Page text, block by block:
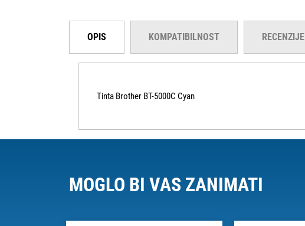
OPIS KOMPATIBILNOST RECENZIJE
Tinta Brother BT-5000C Cyan
MOGLO BI VAS ZANIMATI